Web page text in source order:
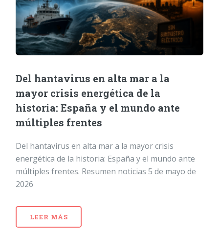
Del hantavirus en alta mar a la
mayor crisis energética de la
historia: España y el mundo ante
múltiples frentes
Del hantavirus en alta mar a la mayor crisis
energética de la historia: España y el mundo ante
múltiples frentes. Resumen noticias 5 de mayo de
2026
LEER MÁS